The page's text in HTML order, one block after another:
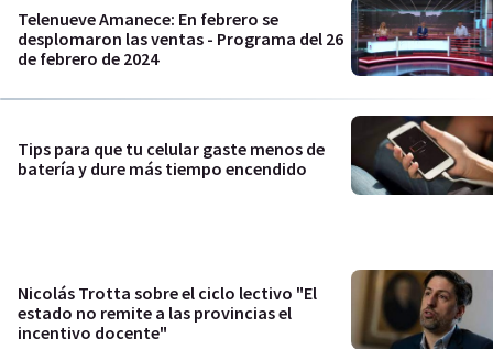
Telenueve Amanece: En febrero se
desplomaron las ventas - Programa del 26
de febrero de 2024
Tips para que tu celular gaste menos de
batería y dure más tiempo encendido
Nicolás Trotta sobre el ciclo lectivo "El
estado no remite a las provincias el
incentivo docente"